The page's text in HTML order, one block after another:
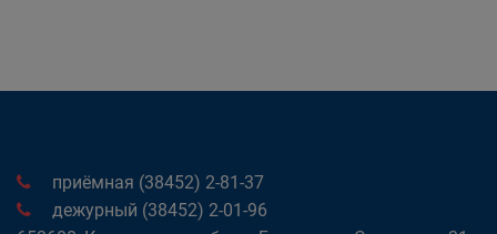
приёмная (38452) 2-81-37
дежурный (38452) 2-01-96